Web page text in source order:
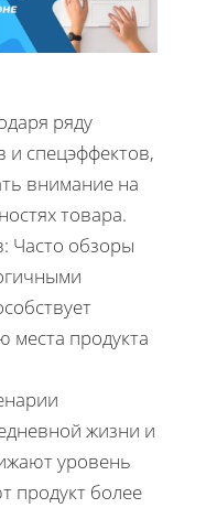
ряду
и спецэффектов,
внимание на
товара.
Часто обзоры
продукта
жизни и
уровень
продукт более